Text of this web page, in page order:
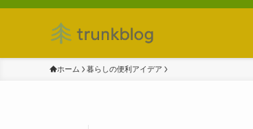
ホーム 暮らしの便利アイデア